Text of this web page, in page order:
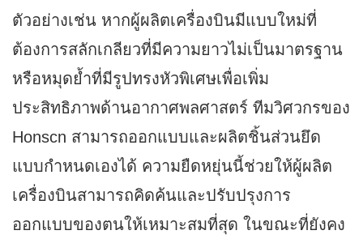
ตัวอย่างเช่น หากผู้ผลิตเครื่องบินมีแบบใหม่ที่
ต้องการสลักเกลียวที่มีความยาวไม่เป็นมาตรฐาน
หรือหมุดย้ำที่มีรูปทรงหัวพิเศษเพื่อเพิ่ม
ประสิทธิภาพด้านอากาศพลศาสตร์ ทีมวิศวกรของ
Honscn สามารถออกแบบและผลิตชิ้นส่วนยึด
แบบกำหนดเองได้ ความยืดหยุ่นนี้ช่วยให้ผู้ผลิต
เครื่องบินสามารถคิดค้นและปรับปรุงการ
ออกแบบของตนให้เหมาะสมที่สุด ในขณะที่ยังคง